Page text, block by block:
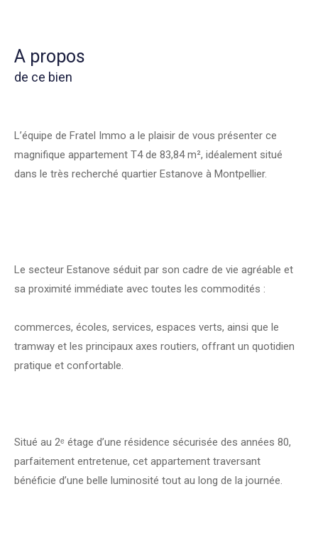
a propos
de ce bien
L’équipe de Fratel Immo a le plaisir de vous présenter ce
magnifique appartement T4 de 83,84 m², idéalement situé
dans le très recherché quartier Estanove à Montpellier.
Le secteur Estanove séduit par son cadre de vie agréable et
sa proximité immédiate avec toutes les commodités :
commerces, écoles, services, espaces verts, ainsi que le
tramway et les principaux axes routiers, offrant un quotidien
pratique et confortable.
Situé au 2ᵉ étage d’une résidence sécurisée des années 80,
parfaitement entretenue, cet appartement traversant
bénéficie d’une belle luminosité tout au long de la journée.